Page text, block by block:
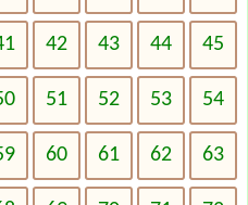
42 43 44 45
51 52 53 54
60 61 62 63